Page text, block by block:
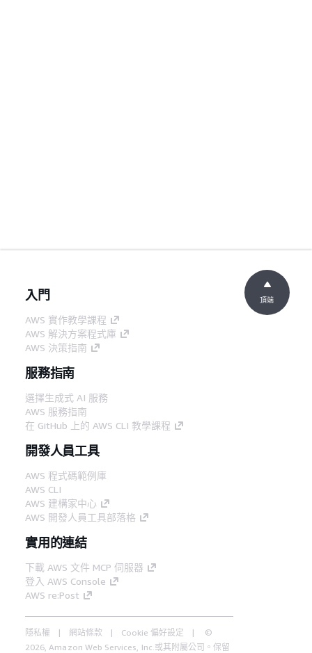
入門
AWS 實作教學課程
AWS 解決方案程式庫
AWS 決策指南
服務指南
選擇生成式 AI 服務
AWS 服務指南
在 GitHub 上的 AWS CLI 教學課程
開發人員工具
AWS 程式碼範例庫
AWS CLI
AWS 建構家中心
AWS 開發人員工具部落格
實用的連結
下載 AWS 文件 MCP 伺服器
登入 AWS Console
AWS re:Post
隱私權 網站條款 Cookie 偏好設定
©
2026, Amazon Web Services, Inc.或其附屬公司。保留
頂端